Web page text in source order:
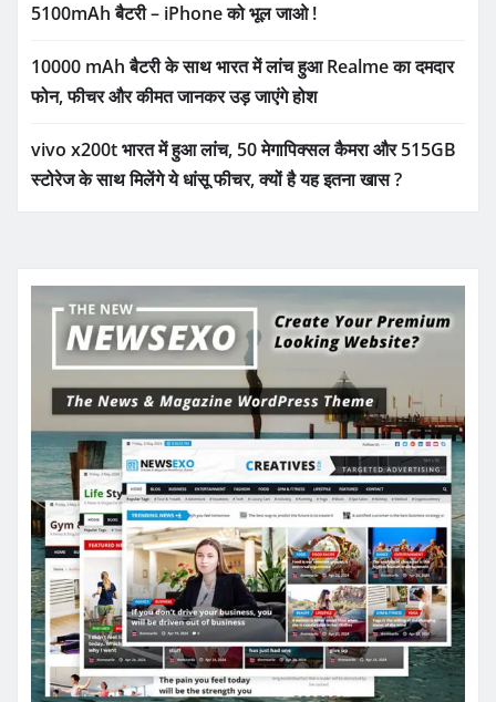
5100mAh बैटरी – iPhone को भूल जाओ !
10000 mAh बैटरी के साथ भारत में लांच हुआ Realme का दमदार
फोन, फीचर और कीमत जानकर उड़ जाएंगे होश
vivo x200t भारत में हुआ लांच, 50 मेगापिक्सल कैमरा और 515GB
स्टोरेज के साथ मिलेंगे ये धांसू फीचर, क्यों है यह इतना खास ?